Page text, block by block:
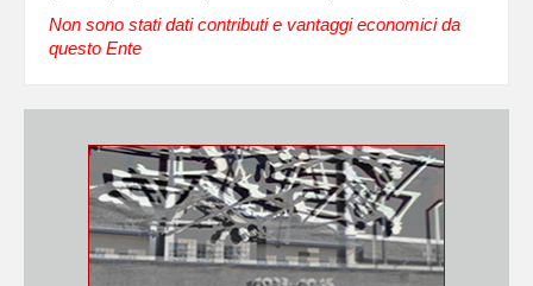
Non sono stati dati contributi e vantaggi economici da
questo Ente